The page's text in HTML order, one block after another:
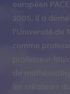
européen
2005, il a
l'Université de
comme
professeur
de
les créateurs